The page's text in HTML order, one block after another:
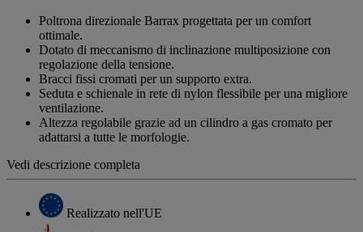
pagina.
Poltrona direzionale Barrax progettata per un comfort
ottimale.
Dotato di meccanismo di inclinazione multiposizione con
regolazione della tensione.
Bracci fissi cromati per un supporto extra.
Seduta e schienale in rete di nylon flessibile per una migliore
ventilazione.
Altezza regolabile grazie ad un cilindro a gas cromato per
adattarsi a tutte le morfologie.
Vedi descrizione completa
Realizzato nell'UE